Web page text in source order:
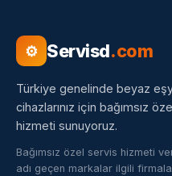
⚙ Servisd.com
Türkiye genelinde beyaz
cihazlarınız için bağımsız
hizmeti sunuyoruz.
Bağımsız özel servis hizmeti
adı geçen markalar ilgili